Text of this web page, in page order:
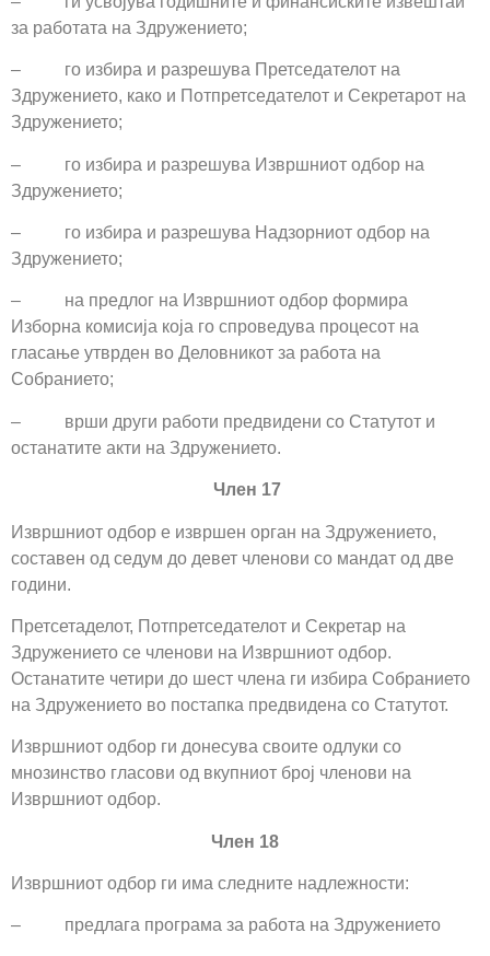
за работата на Здружението;
– го избира и разрешува Претседателот на
Здружението, како и Потпретседателот и Секретарот на
Здружението;
– го избира и разрешува Извршниот одбор на
Здружението;
– го избира и разрешува Надзорниот одбор на
Здружението;
– на предлог на Извршниот одбор формира
Изборна комисија која го спроведува процесот на
гласање утврден во Деловникот за работа на
Собранието;
– врши други работи предвидени со Статутот и
останатите акти на Здружението.
Член 17
Извршниот одбор е извршен орган на Здружението,
составен од седум до девет членови со мандат од две
години.
Претсетаделот, Потпретседателот и Секретар на
Здружението се членови на Извршниот одбор.
Останатите четири до шест члена ги избира Собранието
на Здружението во постапка предвидена со Статутот.
Извршниот одбор ги донесува своите одлуки со
мнозинство гласови од вкупниот број членови на
Извршниот одбор.
Член 18
Извршниот одбор ги има следните надлежности:
– предлага програма за работа на Здружението